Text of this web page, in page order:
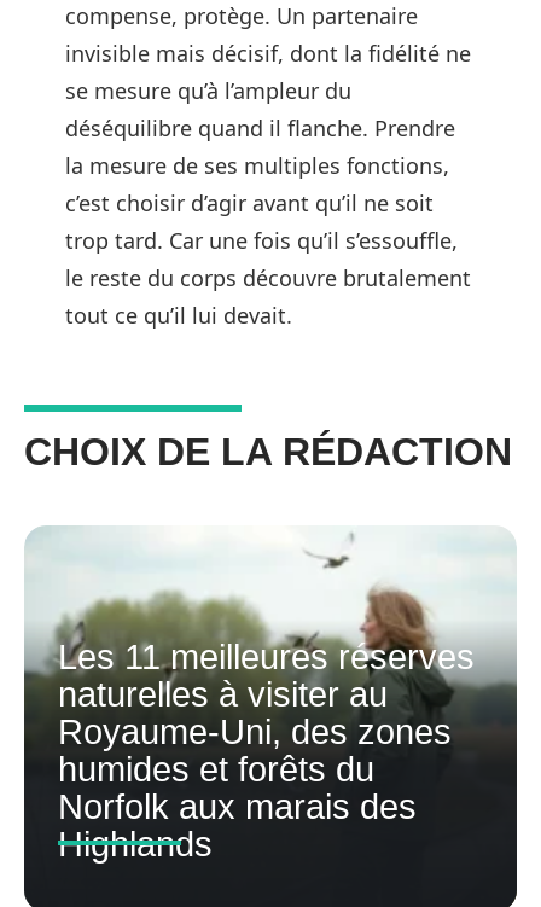
compense, protège. Un partenaire
invisible mais décisif, dont la fidélité ne
se mesure qu’à l’ampleur du
déséquilibre quand il flanche. Prendre
la mesure de ses multiples fonctions,
c’est choisir d’agir avant qu’il ne soit
trop tard. Car une fois qu’il s’essouffle,
le reste du corps découvre brutalement
tout ce qu’il lui devait.
CHOIX DE LA RÉDACTION
Les 11 meilleures réserves
naturelles à visiter au
Royaume-Uni, des zones
humides et forêts du
Norfolk aux marais des
Highlands